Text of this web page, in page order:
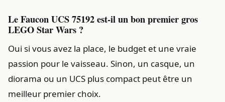
Le Faucon UCS 75192 est-il un bon premier gros
LEGO Star Wars ?
Oui si vous avez la place, le budget et une vraie
passion pour le vaisseau. Sinon, un casque, un
diorama ou un UCS plus compact peut être un
meilleur premier choix.